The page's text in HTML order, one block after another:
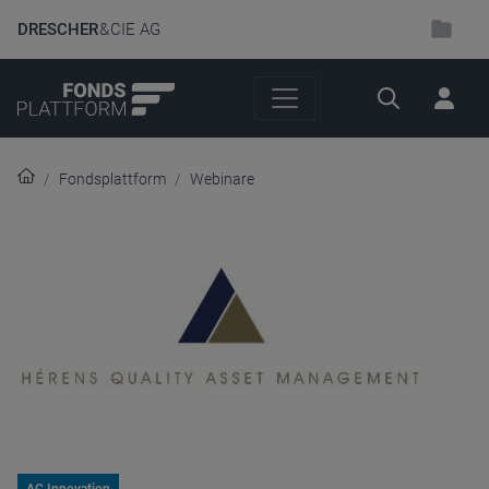
DRESCHER& CIE AG
Suche
Fondsplattform Webinare